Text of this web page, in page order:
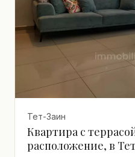
Тет-Заин
Квартира с
расположение, в